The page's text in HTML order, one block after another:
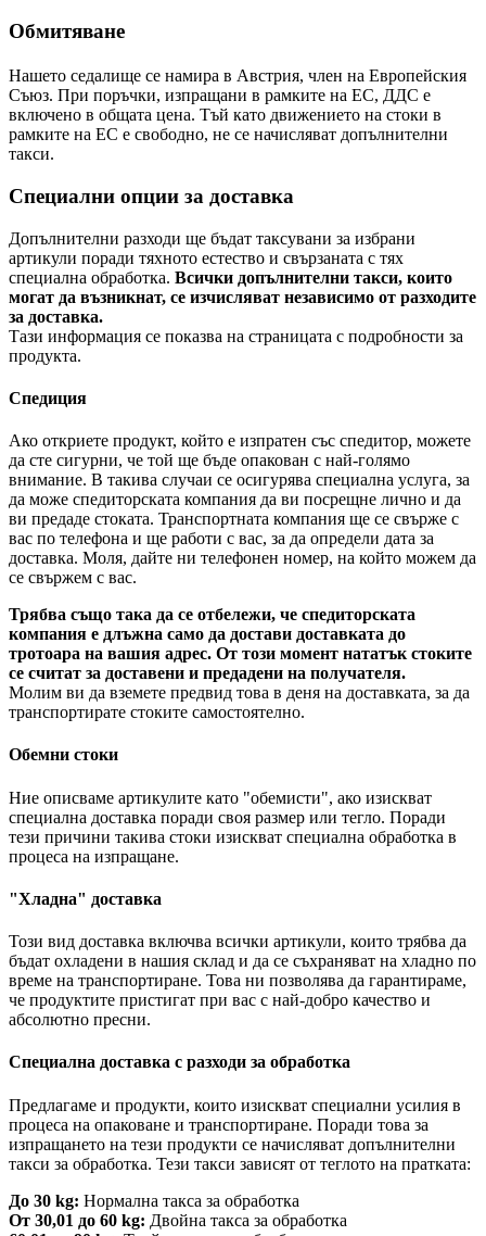
Обмитяване
Нашето седалище се намира в Австрия, член на Европейския
Съюз. При поръчки, изпращани в рамките на ЕС, ДДС е
включено в общата цена. Тъй като движението на стоки в
рамките на ЕС е свободно, не се начисляват допълнителни
такси.
Специални опции за доставка
Допълнителни разходи ще бъдат таксувани за избрани
артикули поради тяхното естество и свързаната с тях
специална обработка. Всички допълнителни такси, които
могат да възникнат, се изчисляват независимо от разходите
за доставка.
Тази информация се показва на страницата с подробности за
продукта.
Спедиция
Ако откриете продукт, който е изпратен със спедитор, можете
да сте сигурни, че той ще бъде опакован с най-голямо
внимание. В такива случаи се осигурява специална услуга, за
да може спедиторската компания да ви посрещне лично и да
ви предаде стоката. Транспортната компания ще се свърже с
вас по телефона и ще работи с вас, за да определи дата за
доставка. Моля, дайте ни телефонен номер, на който можем да
се свържем с вас.
Трябва също така да се отбележи, че спедиторската
компания е длъжна само да достави доставката до
тротоара на вашия адрес. От този момент нататък стоките
се считат за доставени и предадени на получателя.
Молим ви да вземете предвид това в деня на доставката, за да
транспортирате стоките самостоятелно.
Обемни стоки
Ние описваме артикулите като "обемисти", ако изискват
специална доставка поради своя размер или тегло. Поради
тези причини такива стоки изискват специална обработка в
процеса на изпращане.
"Хладна" доставка
Този вид доставка включва всички артикули, които трябва да
бъдат охладени в нашия склад и да се съхраняват на хладно по
време на транспортиране. Това ни позволява да гарантираме,
че продуктите пристигат при вас с най-добро качество и
абсолютно пресни.
Специална доставка с разходи за обработка
Предлагаме и продукти, които изискват специални усилия в
процеса на опаковане и транспортиране. Поради това за
изпращането на тези продукти се начисляват допълнителни
такси за обработка. Тези такси зависят от теглото на пратката:
До 30 kg: Нормална такса за обработка
От 30,01 до 60 kg: Двойна такса за обработка